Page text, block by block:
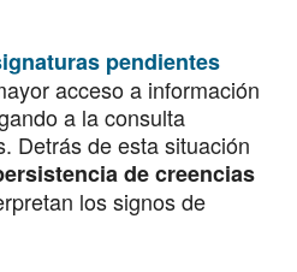
pendientes
acceso a información
a la consulta
Detrás de esta situación
de creencias
los signos de